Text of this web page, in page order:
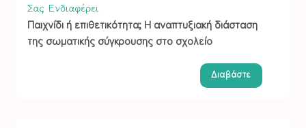
Σας Ενδιαφέρει
Παιχνίδι ή επιθετικότητα; Η αναπτυξιακή διάσταση
της σωματικής σύγκρουσης στο σχολείο
Διαβάστε